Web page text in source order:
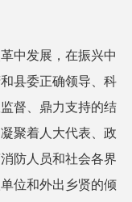
中发展，在振兴中
县委正确领导、科
督、鼎力支持的结
聚着人大代表、政
防人员和社会各界
位和外出乡贤的倾